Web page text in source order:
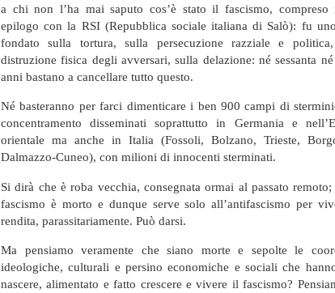
a chi non l’ha mai saputo cos’è stato il fascismo, compreso
epilogo con la RSI (Repubblica sociale italiana di Salò): fu
fondato sulla tortura, sulla persecuzione razziale e
distruzione fisica degli avversari, sulla delazione: né sessanta
anni bastano a cancellare tutto questo.
Né basteranno per farci dimenticare i ben 900 campi di
concentramento disseminati soprattutto in Germania e
orientale ma anche in Italia (Fossoli, Bolzano, Trieste,
Dalmazzo-Cuneo), con milioni di innocenti sterminati.
Si dirà che è roba vecchia, consegnata ormai al passato
fascismo è morto e dunque serve solo all’antifascismo per
rendita, parassitariamente. Può darsi.
Ma pensiamo veramente che siano morte e sepolte le
ideologiche, culturali e persino economiche e sociali che
nascere, alimentato e fatto crescere e vivere il fascismo?